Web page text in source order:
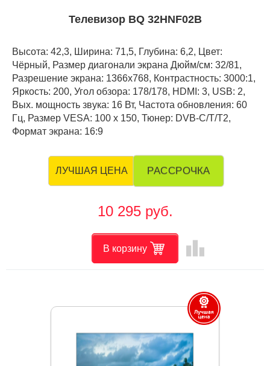
Телевизор BQ 32HNF02B
Высота: 42,3, Ширина: 71,5, Глубина: 6,2, Цвет:
Чёрный, Размер диагонали экрана Дюйм/см: 32/81,
Разрешение экрана: 1366x768, Контрастность: 3000:1,
Яркость: 200, Угол обзора: 178/178, HDMI: 3, USB: 2,
Вых. мощность звука: 16 Вт, Частота обновления: 60
Гц, Размер VESA: 100 х 150, Тюнер: DVB-C/T/T2,
Формат экрана: 16:9
ЛУЧШАЯ ЦЕНА РАССРОЧКА
10 295 руб.
В корзину leaderboard